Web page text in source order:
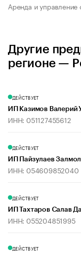
Аренда и управление
Другие
регионе —
ДЕЙСТВУЕТ
ИП Казимов Валерий
ИНН: 051127455612
ДЕЙСТВУЕТ
ИП Пайзулаев
ИНН: 054609852040
ДЕЙСТВУЕТ
ИП Тахтаров Салав
ИНН: 055204851995
ДЕЙСТВУЕТ